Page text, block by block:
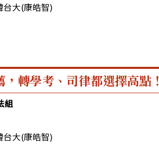
台大(康皓智)
轉學考、司律都選擇高點！
組
台大(康皓智)